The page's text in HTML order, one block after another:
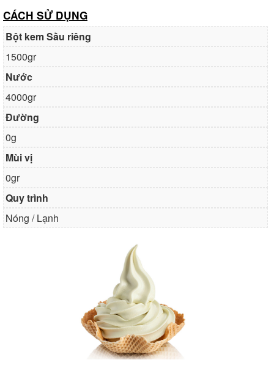
CÁCH SỬ DỤNG
Bột kem Sầu riêng
1500gr
Nước
4000gr
Đường
0g
Mùi vị
0gr
Quy trình
Nóng / Lạnh